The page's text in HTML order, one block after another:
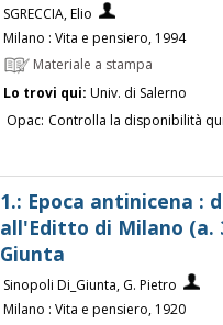
SGRECCIA, Elio
Milano : Vita e pensiero, 1994
Materiale a stampa
Lo trovi qui: Univ. di Salerno
Opac: Controlla la disponibilità
1.: Epoca antinicena :
all'Editto di Milano (a.
Giunta
Sinopoli Di_Giunta, G. Pietro
Milano : Vita e pensiero, 1920